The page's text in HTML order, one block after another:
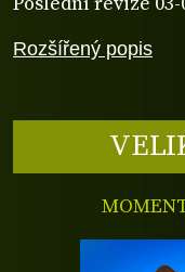
Rozšířený popis